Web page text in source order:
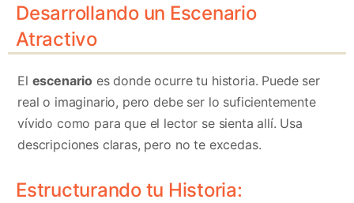
Desarrollando un Escenario
Atractivo
El escenario es donde ocurre tu historia. Puede ser
real o imaginario, pero debe ser lo suficientemente
vívido como para que el lector se sienta allí. Usa
descripciones claras, pero no te excedas.
Estructurando tu Historia: